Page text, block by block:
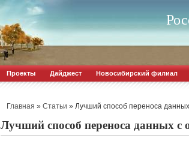
Проекты Дайджест Новосибирский филиал
Главная » Статьи » Лучший способ переноса
Лучший способ переноса данных с